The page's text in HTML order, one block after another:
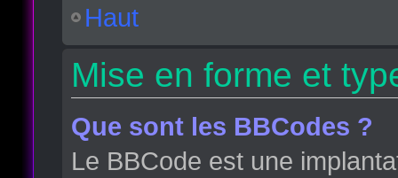
Haut
Mise en forme et
Que sont les BBCodes ?
Le BBCode est une